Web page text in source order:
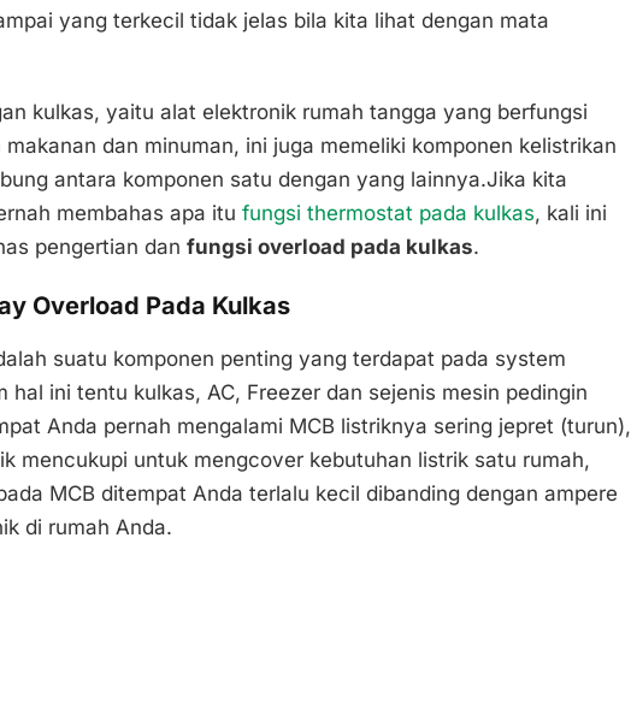
yang terkecil tidak jelas bila kita lihat dengan mata
kulkas, yaitu alat elektronik rumah tangga yang berfungsi
dan minuman, ini juga memeliki komponen kelistrikan
antara komponen satu dengan yang lainnya.Jika kita
membahas apa itu fungsi thermostat pada kulkas, kali ini
pengertian dan fungsi overload pada kulkas.
Overload Pada Kulkas
suatu komponen penting yang terdapat pada system
hal ini tentu kulkas, AC, Freezer dan sejenis mesin pedingin
Anda pernah mengalami MCB listriknya sering jepret (turun),
mencukupi untuk mengcover kebutuhan listrik satu rumah,
MCB ditempat Anda terlalu kecil dibanding dengan ampere
di rumah Anda.